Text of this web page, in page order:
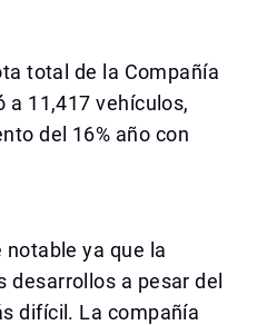
total de la Compañía
a 11,417 vehículos,
del 16% año con
ya que la
desarrollos a pesar del
difícil. La compañía